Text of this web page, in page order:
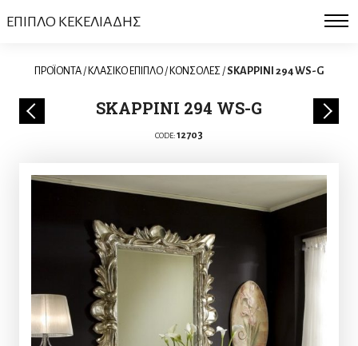
ΕΠΙΠΛΟ ΚΕΚΕΛΙΑΔΗΣ
ΠΡΟΪΟΝΤΑ/ ΚΛΑΣΙΚΟ ΕΠΙΠΛΟ/ ΚΟΝΣΟΛΕΣ/SKAPPINI 294 WS-G
SKAPPINI 294 WS-G
CODE:12703